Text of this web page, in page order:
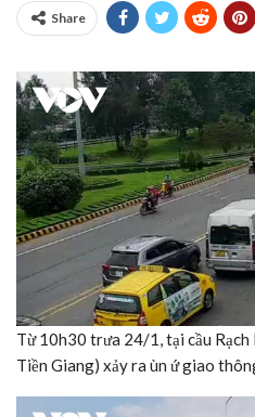
Share
Từ 10h30 trưa 24/1, tại cầu Rạch
Tiền Giang) xảy ra ùn ứ giao